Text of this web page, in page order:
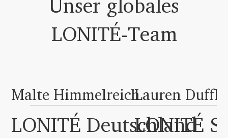
Unser globales
LONITÉ-Team
Malte Himmelreich
LONITÉ Deutschland
Lauren
LONITÉ